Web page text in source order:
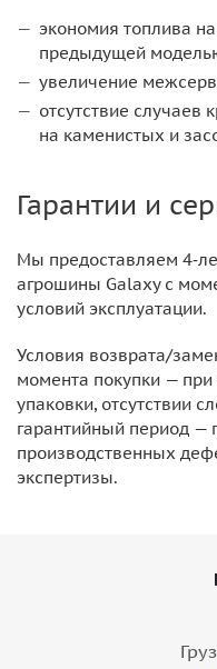
экономия топлива
предыдущей
увеличение
отсутствие случаев
на каменистых и
Гарантии и
Мы предоставляем
агрошины Galaxy с
условий эксплуатации.
Условия возврата/
момента покупки — при
упаковки, отсутствии
гарантийный период —
производственных
экспертизы.